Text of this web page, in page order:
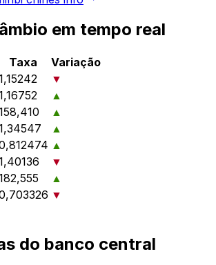
em tempo real
Taxa
Variação
▼
▲
▲
▲
▲
▼
▲
▼
do banco central